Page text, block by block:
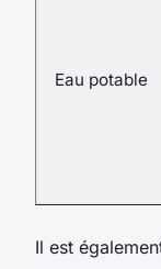
Eau potable
Il est